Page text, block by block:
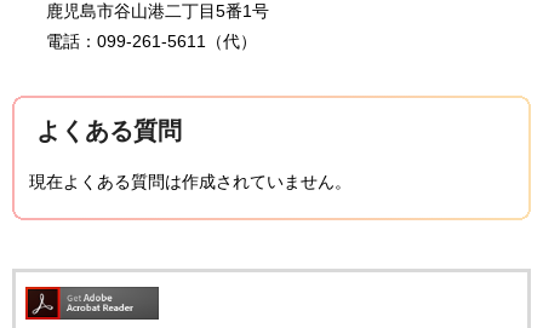
鹿児島市谷山港二丁目5番1号
電話：099-261-5611（代）
よくある質問
現在よくある質問は作成されていません。